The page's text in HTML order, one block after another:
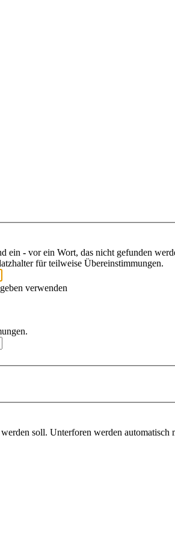
ein - vor ein Wort, das nicht gefunden
für teilweise Übereinstimmungen.
verwenden
soll. Unterforen werden